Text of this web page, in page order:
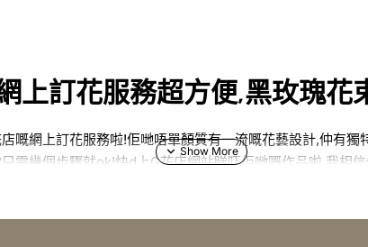
上訂花服務超方便,黑玫瑰花
嘅網上訂花服務啦!佢哋唔單顏質有一流嘅花藝設計,仲有
需幾個步驟就ok!快d上G花店網站睇吓佢哋嘅作品啦,我相